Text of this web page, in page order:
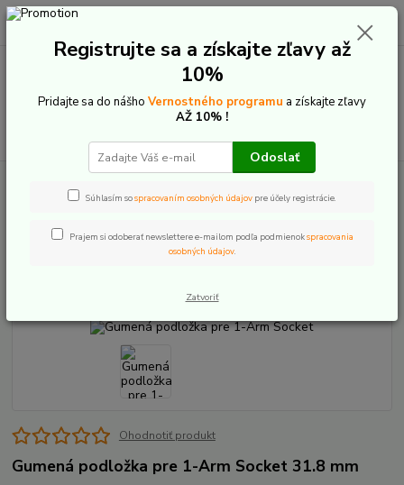
+421 907 20 22 33
0,00 €
Kiox 300/500, SmartphoneGrip
Gumená podložka pre 1-Arm
Gumená podložka pre 1-Arm
Ohodnotiť produkt
Gumená podložka pre 1-Arm Socket 31.8 mm
Registrujte sa a získajte zľavy až
10%
Pridajte sa do nášho Vernostného programu a získajte zľavy
AŽ 10% !
Odoslať
Súhlasím sospracovaním osobných údajov pre účely registrácie.
Prajem si odoberať newslettere e-mailom podľa podmienokspracovania
osobných údajov.
Zatvoriť